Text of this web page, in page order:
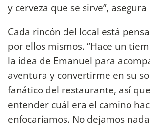
y cerveza que se sirve”,
Cada rincón del local está
por ellos mismos. “Hace un
la idea de Emanuel para
aventura y convertirme en su
fanático del restaurante, así
entender cuál era el camino
enfocaríamos. No dejamos